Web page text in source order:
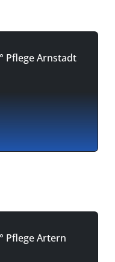
Pflege Arnstadt
Pflege Artern